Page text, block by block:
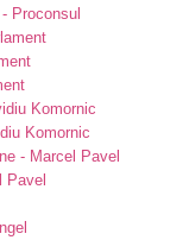
Proconsul
Komornic
Komornic
- Marcel Pavel
Pavel